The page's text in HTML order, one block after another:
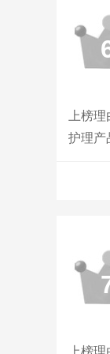
上榜
护理产
上榜